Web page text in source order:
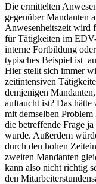
Die ermittelten
gegenüber Mandanten
Anwesenheitszeit wird
für Tätigkeiten im
interne Fortbildung
typisches Beispiel ist
Hier stellt sich immer
zeitintensiven
demjenigen
auftaucht ist? Das hätte
mit demselben
die betreffende Frage
wurde. Außerdem
durch den hohen
zweiten Mandanten
kann also nicht richtig
den